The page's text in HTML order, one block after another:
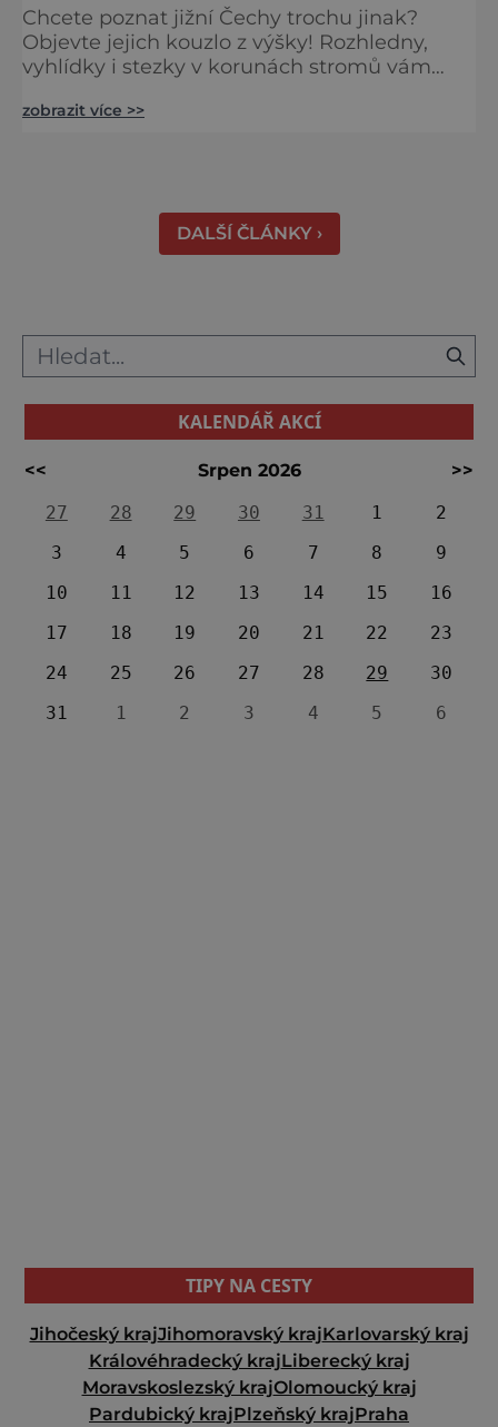
Chcete poznat jižní Čechy trochu jinak?
Objevte jejich kouzlo z výšky! Rozhledny,
vyhlídky i stezky v korunách stromů vám
města i Alpy v dálce. Ptačí pozorovatelna
zobrazit více >>
DALŠÍ ČLÁNKY ›
KALENDÁŘ AKCÍ
<< Srpen 2026
>>
27
28 29 30 31 1
2
3
4 5 6 7 8
9
10
11 12 13 14 15
16
17
18 19 20 21 22
23
24
25 26 27 28 29
30
31
1 2 3 4 5 6
TIPY NA CESTY
Jihočeský krajJihomoravský krajKarlovarský kraj
Královéhradecký krajLiberecký kraj
Moravskoslezský krajOlomoucký kraj
Pardubický krajPlzeňský krajPraha